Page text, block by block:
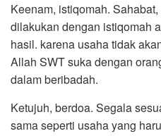
Keenam, istiqomah.
dilakukan dengan istiqomah
hasil. karena usaha tidak
Allah SWT suka dengan
dalam beribadah.
Ketujuh, berdoa. Segala
sama seperti usaha yang